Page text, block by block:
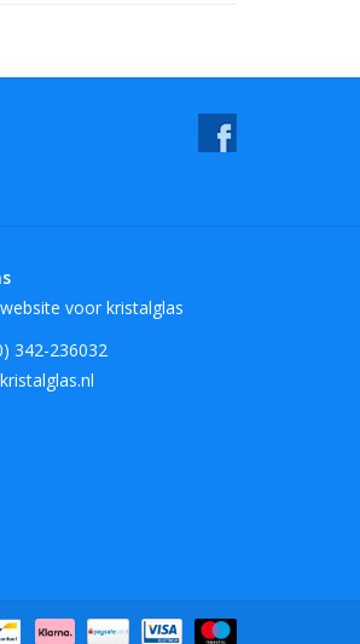
voor kristalglas
342-236032